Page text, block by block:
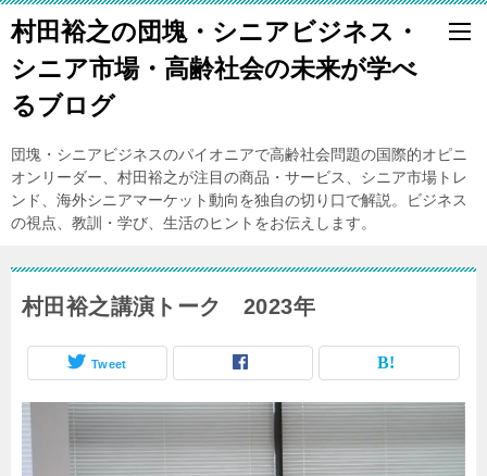
村田裕之の団塊・シニアビジネス・
シニア市場・高齢社会の未来が学べ
るブログ
団塊・シニアビジネスのパイオニアで高齢社会問題の国際的オピニ
オンリーダー、村田裕之が注目の商品・サービス、シニア市場トレ
ンド、海外シニアマーケット動向を独自の切り口で解説。ビジネス
の視点、教訓・学び、生活のヒントをお伝えします。
村田裕之講演トーク 2023年
Tweet